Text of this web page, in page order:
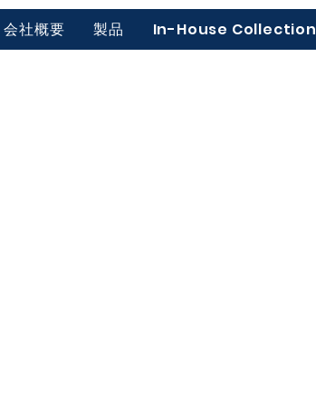
会社概要 製品 In-House Collection